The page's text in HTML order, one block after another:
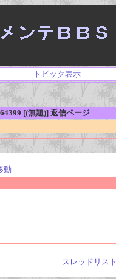
トピック表示
[(無題)] 返信ページ
動
スレッドリスト